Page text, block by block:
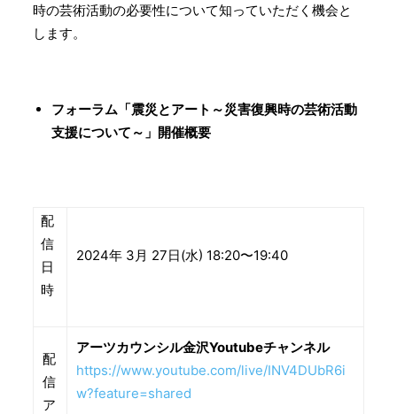
時の芸術活動の必要性について知っていただく機会と
します。
フォーラム「震災とアート～災害復興時の芸術活動
支援について～」開催概要
配
信
日
時
2024年 3月 27日(水) 18:20〜19:40
配
信
ア
アーツカウンシル金沢Youtubeチャンネル
https://www.youtube.com/live/INV4DUbR6i
w?feature=shared